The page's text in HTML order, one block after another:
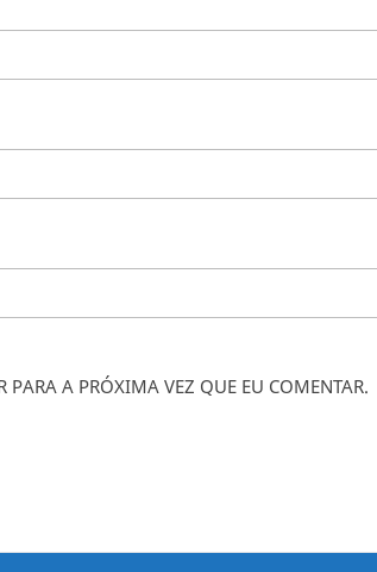
PARA A PRÓXIMA VEZ QUE EU COMENTAR.